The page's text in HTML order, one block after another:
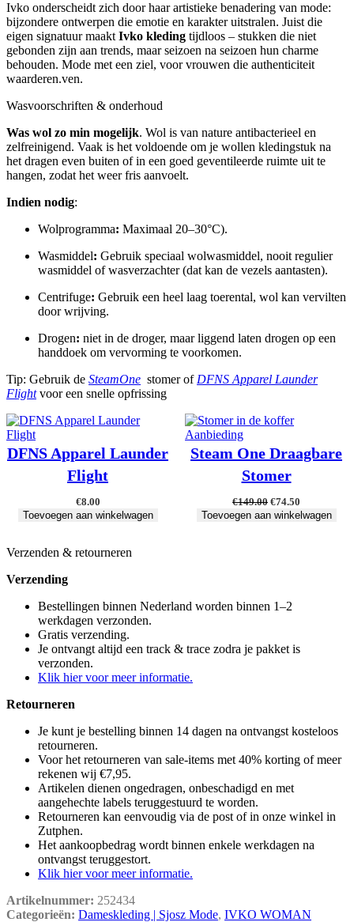
Ivko onderscheidt zich door haar artistieke benadering van mode:
bijzondere ontwerpen die emotie en karakter uitstralen. Juist die
eigen signatuur maakt Ivko kleding tijdloos – stukken die niet
gebonden zijn aan trends, maar seizoen na seizoen hun charme
behouden. Mode met een ziel, voor vrouwen die authenticiteit
waarderen.ven.
Wasvoorschriften & onderhoud
Was wol zo min mogelijk. Wol is van nature antibacterieel en
zelfreinigend. Vaak is het voldoende om je wollen kledingstuk na
het dragen even buiten of in een goed geventileerde ruimte uit te
hangen, zodat het weer fris aanvoelt.
Indien nodig:
Wolprogramma: Maximaal 20–30°C).
Wasmiddel: Gebruik speciaal wolwasmiddel, nooit regulier
wasmiddel of wasverzachter (dat kan de vezels aantasten).
Centrifuge: Gebruik een heel laag toerental, wol kan vervilten
door wrijving.
Drogen: niet in de droger, maar liggend laten drogen op een
handdoek om vervorming te voorkomen.
Tip: Gebruik de SteamOne stomer of DFNS Apparel Launder
Flightvoor een snelle opfrissing
DFNS Apparel Launder
Flight
€8.00
Toevoegen aan winkelwagen
AanbiedingProduct
in
de
uitverkoop
Steam One Draagbare
Stomer
€149.00 Oorspronkelijke
prijs
€74.50
prijs
Toevoegen aan winkelwagen
Verzenden & retourneren
Verzending
Bestellingen binnen Nederland worden binnen 1–2
werkdagen verzonden.
Gratis verzending.
Je ontvangt altijd een track & trace zodra je pakket is
verzonden.
Klik hier voor meer informatie.
Retourneren
Je kunt je bestelling binnen 14 dagen na ontvangst kosteloos
retourneren.
Voor het retourneren van sale-items met 40% korting of meer
rekenen wij €7,95.
Artikelen dienen ongedragen, onbeschadigd en met
aangehechte labels teruggestuurd te worden.
Retourneren kan eenvoudig via de post of in onze winkel in
Zutphen.
Het aankoopbedrag wordt binnen enkele werkdagen na
ontvangst teruggestort.
Klik hier voor meer informatie.
Artikelnummer: 252434
Categorieën: Dameskleding | Sjosz Mode, IVKO WOMAN